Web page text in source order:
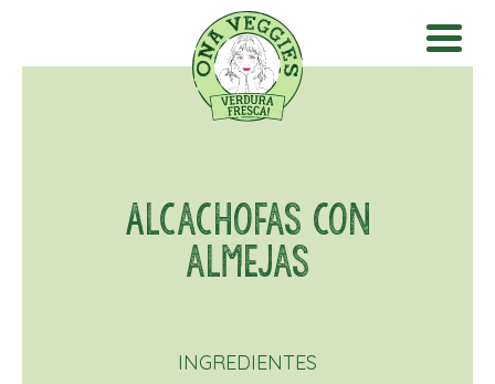
Alcachofas con
almejas
INGREDIENTES